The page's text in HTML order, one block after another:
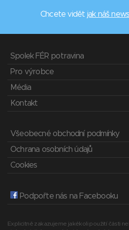
Chcete vidět jak náš
Spolek FÉR potravina
Pro výrobce
Média
Kontakt
Všeobecné obchodní podmínky
Ochrana osobních údajů
Cookies
Podpořte nás na Facebooku
Explicitně zakazujeme jakékoli použití části